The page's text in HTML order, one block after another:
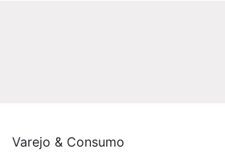
Varejo & Consumo